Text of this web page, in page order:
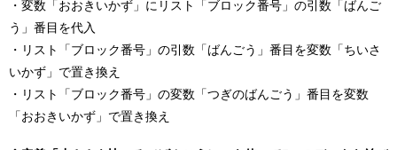
・変数「おおきいかず」にリスト「ブロック番号」の引数「ばんご
う」番目を代入
・リスト「ブロック番号」の引数「ばんごう」番目を変数「ちいさ
いかず」で置き換え
・リスト「ブロック番号」の変数「つぎのばんごう」番目を変数
「おおきいかず」で置き換え